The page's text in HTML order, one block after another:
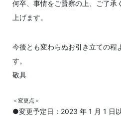
何卒、事情をご賢察の上、ご了承
上げます。
今後とも変わらぬお引き立ての程
す。
敬具
＜変更点＞
●変更予定日：2023 年 1 月 1 日